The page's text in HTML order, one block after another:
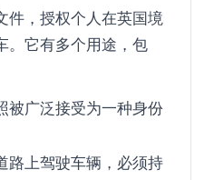
件，授权个人在英国境
。它有多个用途，包
被广泛接受为一种身份
路上驾驶车辆，必须持